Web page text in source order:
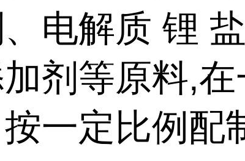
电解质 锂
剂等原料,
一定比例配